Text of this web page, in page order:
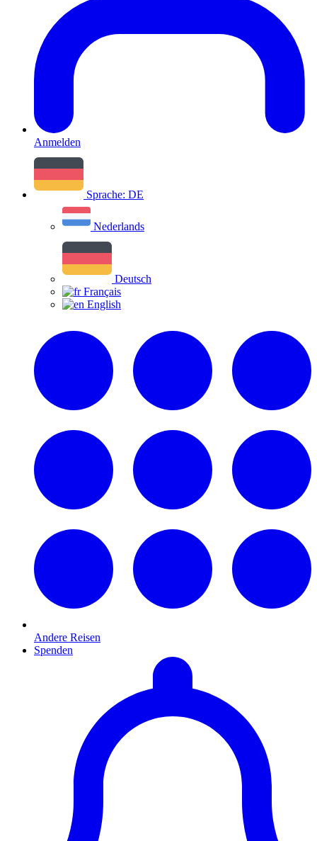
Anmelden
Sprache: DE
Nederlands
Deutsch
Français
English
Andere Reisen
Spenden